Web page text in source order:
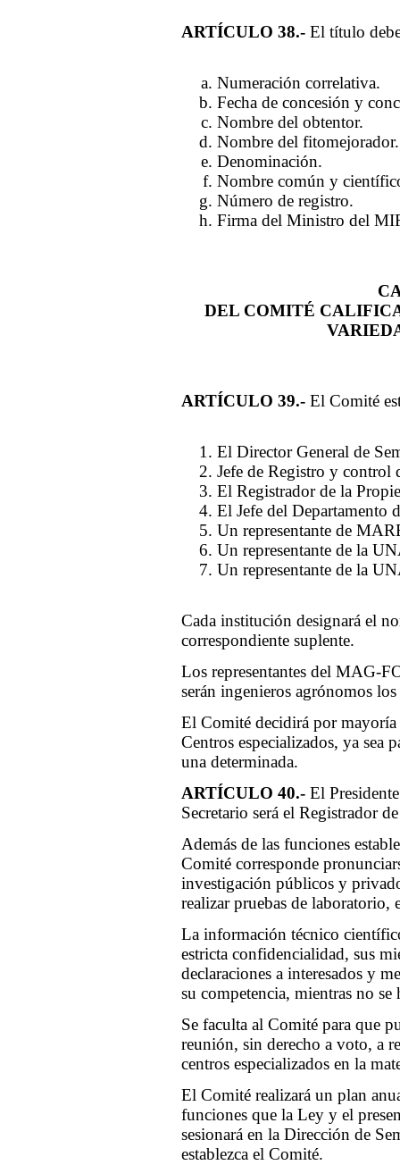
ARTÍCULO 38.- El título
Numeración correlativa.
Fecha de concesión y
Nombre del obtentor.
Nombre del fitomejorador.
Denominación.
Nombre común y
Número de registro.
Firma del Ministro del
DEL COMITÉ
ARTÍCULO 39.- El Comité
El Director General de
Jefe de Registro y
El Registrador de la
El Jefe del Departamento
Un representante de
Un representante de la
Un representante de la
Cada institución designará el
correspondiente suplente.
Los representantes del
serán ingenieros agrónomos
El Comité decidirá por mayoría
Centros especializados, ya sea
una determinada.
ARTÍCULO 40.- El
Secretario será el Registrador
Además de las funciones
Comité corresponde
investigación públicos y
realizar pruebas de laboratorio,
La información técnico
estricta confidencialidad, sus
declaraciones a interesados y
su competencia, mientras no
Se faculta al Comité para que
reunión, sin derecho a voto, a
centros especializados en la
El Comité realizará un plan
funciones que la Ley y el
sesionará en la Dirección de
establezca el Comité.